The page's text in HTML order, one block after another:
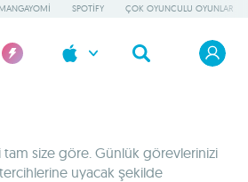
SPOTIFY ÇOK OYUNCULU OYUNLAR
size göre. Günlük görevlerinizi
uyacak şekilde